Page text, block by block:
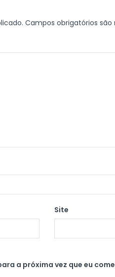
Campos obrigatórios
Site
a próxima vez que eu